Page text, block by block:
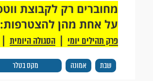
שבת אמונה מקס בטלר
על אחת מהן להצטרפות:
פרק תהילים יומי | הסגולה היומית |